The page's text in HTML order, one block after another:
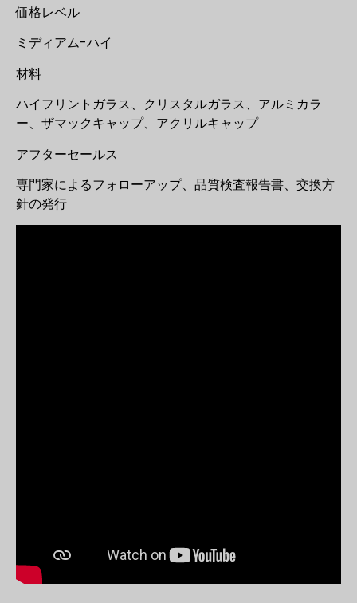
価格レベル
ミディアム-ハイ
材料
ハイフリントガラス、クリスタルガラス、アルミカラ
ー、ザマックキャップ、アクリルキャップ
アフターセールス
専門家によるフォローアップ、品質検査報告書、交換方
針の発行